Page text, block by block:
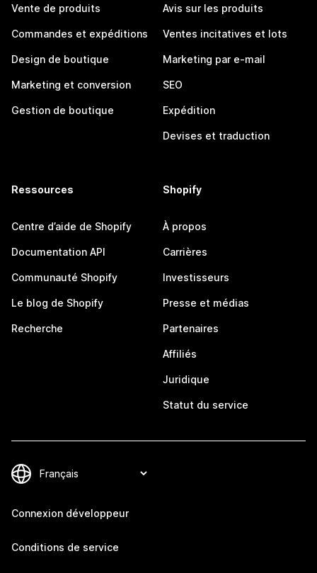
Vente de produits
Commandes et expéditions
Design de boutique
Marketing et conversion
Gestion de boutique
Avis sur les produits
Ventes incitatives et lots
Marketing par e-mail
SEO
Expédition
Devises et traduction
Ressources
Centre d’aide de Shopify
Documentation API
Communauté Shopify
Le blog de Shopify
Recherche
Shopify
À propos
Carrières
Investisseurs
Presse et médias
Partenaires
Affiliés
Juridique
Statut du service
Connexion développeur
Conditions de service